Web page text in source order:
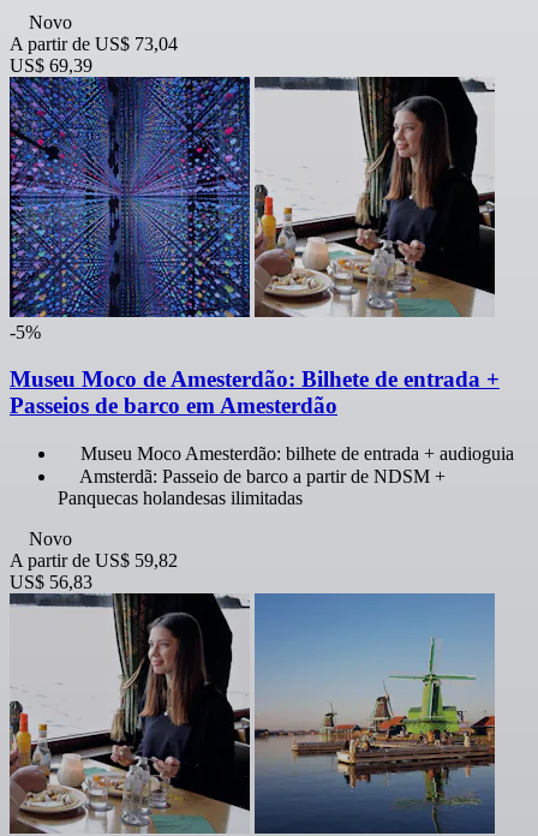
Novo
A partir de US$ 73,04
US$ 69,39
-5%
Museu Moco de Amesterdão: Bilhete de entrada +
Passeios de barco em Amesterdão
Museu Moco Amesterdão: bilhete de entrada + audioguia
Amsterdã: Passeio de barco a partir de NDSM +
Panquecas holandesas ilimitadas
Novo
A partir de US$ 59,82
US$ 56,83